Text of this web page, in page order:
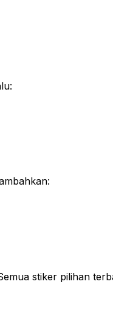
stiker pilihan